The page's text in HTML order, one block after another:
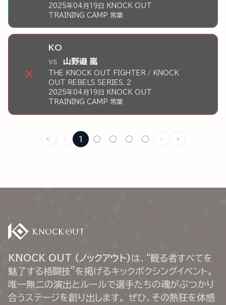
2025年04月19日 KNOCK OUT
TRAINING CAMP 常葉
×
KO
vs 山野邉 嵐
THE KNOCK OUT FIGHTER / KNOCK
OUT REBELS SERIES. 2
2025年04月19日 KNOCK OUT
TRAINING CAMP 常葉
1 ○ ○ ○ ○
KNOCK OUT (ノックアウト) は、“観る者すべてを
魅了する格闘技”を掲げるキックボクシングイベント。
唯一無二の演出とルールで選手たちの魂がぶつかり
合うステージを創り出します。 ぜひ、その熱狂を体感